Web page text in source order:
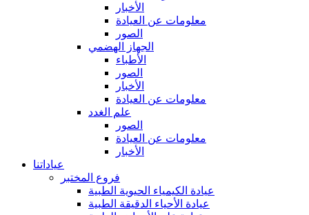
الأخبار
معلومات عن العيادة
الصور
الجهاز الهضمي
الأطباء
الصور
الأخبار
معلومات عن العيادة
علم الغدد
الصور
معلومات عن العيادة
الأخبار
عياداتنا
فروع المختبر
عيادة الكيمياء الحيوية الطبية
عيادة الأحياء الدقيقة الطبية